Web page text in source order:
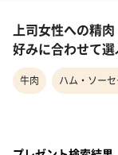
上司女性への精
好みに合わせて
牛肉 ハム・ソー